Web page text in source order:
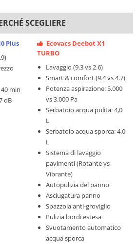
SCEGLIERE
Plus
min
dB
Ecovacs Deebot X1
TURBO
Lavaggio (9.3 vs 2.6)
Smart & comfort (9.4 vs 4.7)
Potenza aspirazione: 5.000
vs 3.000 Pa
Serbatoio acqua pulita: 4,0
L
Serbatoio acqua sporca: 4,0
L
Sistema di lavaggio
pavimenti (Rotante vs
Vibrante)
Autopulizia del panno
Asciugatura panno
Spazzola anti-groviglio
Pulizia bordi estesa
Svuotamento automatico
acqua sporca